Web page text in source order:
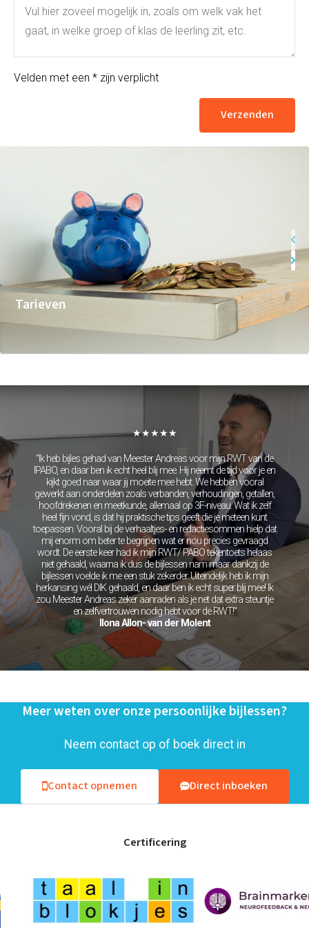
Over ons
FAQ
Scholen en
zorginstellingen
Download de App
Tarieven
Vacatures
Rekenen- en
Wiskundetoets | Pabo
HBO 21+ toelating
Training
Leren leren |
Studievaardigheden,
Werkgeheugen verbeteren
met Cogmed
Overprikkeling
verminderen met
neurofeedback | HSP
Brugklas kickstart |
voorbereiding voor de
middelbare school
Slimmer leren met AI (VO)
| masterclass
Onderzoek
Spelling
Begrijpend lezen
Leerpotentie
Beroepskeuzetest
Velden met een * zijn verplicht
Verzenden
Tarieven
★★★★★
"Ik heb bijles gehad van Meester Andreas voor mijn RWT van de
IPABO, en daar ben ik echt heel blij mee. Hij neemt de tijd voor je en
kijkt goed naar waar jij moeite mee hebt. We hebben vooral
gewerkt aan onderdelen zoals verbanden, verhoudingen, getallen,
hoofdrekenen en meetkunde, allemaal op 3F-niveau. Wat ik zelf
heel fijn vond, is dat hij praktische tips geeft die je meteen kunt
toepassen. Vooral bij de verhaaltjes- en redactiesommen hielp dat
mij enorm om beter te begrijpen wat er nou precies gevraagd
wordt. De eerste keer had ik mijn RWT/ PABO tekentoets helaas
niet gehaald, waarna ik dus de bijlessen nam maar dankzij de
bijlessen voelde ik me een stuk zekerder. Uiteindelijk heb ik mijn
herkansing wél DIK gehaald, en daar ben ik echt super blij mee! Ik
zou Meester Andreas zeker aanraden als je net dat extra steuntje
en zelfvertrouwen nodig hebt voor de RWT.!"
Ilona Allon- van der Molent
Meer weten over onze persoonlijke bijlessen?
Neem contact op of boek direct in
Contact opnemen Direct inboeken
Certificering